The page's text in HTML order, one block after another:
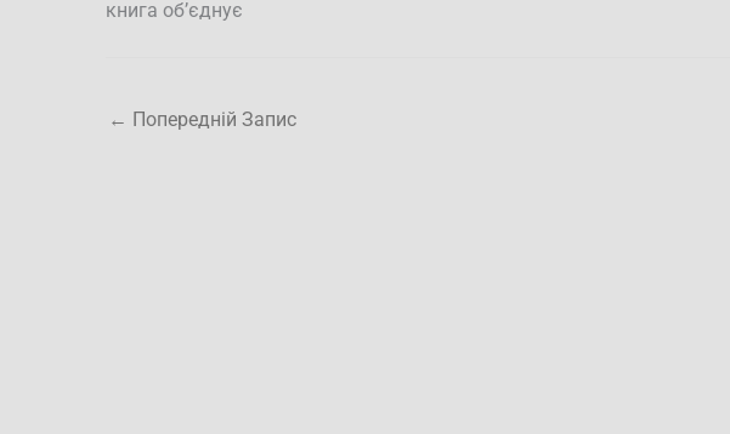
книга об’єднує
← Попередній Запис